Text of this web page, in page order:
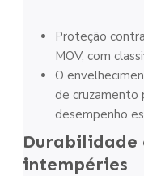
Proteção
MOV, com
O
de cruzamento
desempenho
Durabilidade
intempéries